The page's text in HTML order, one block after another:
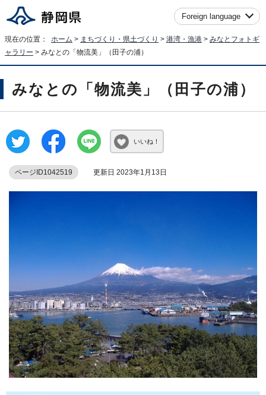
Foreign language
現在の位置： ホーム > まちづくり・県土づくり > 港湾・漁港 > みなとフォトギ
ャラリー > みなとの「物流美」（田子の浦）
みなとの「物流美」（田子の浦）
いいね！
ページID1042519 更新日 2023年1月13日